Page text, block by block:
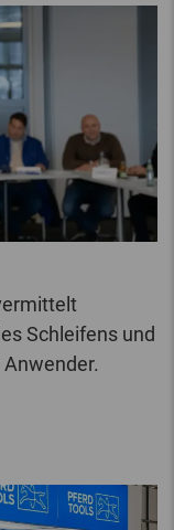
Schleifens und